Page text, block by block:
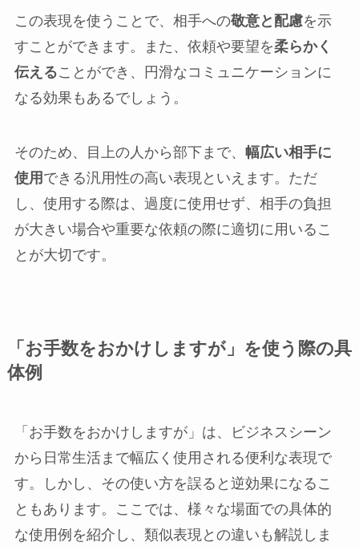
この表現を使うことで、相手への敬意と配慮を示
すことができます。また、依頼や要望を柔らかく
伝えることができ、円滑なコミュニケーションに
なる効果もあるでしょう。
そのため、目上の人から部下まで、 幅広い相手に
使用 できる汎用性の高い表現といえます。ただ
し、使用する際は、過度に使用せず、相手の負担
が大きい場合や重要な依頼の際に適切に用いるこ
とが大切です。
「お手数をおかけしますが」を使う際の具
体例
「お手数をおかけしますが」は、ビジネスシーン
から日常生活まで幅広く使用される便利な表現で
す。しかし、その使い方を誤ると逆効果になるこ
ともあります。ここでは、様々な場面での具体的
な使用例を紹介し、類似表現との違いも解説しま